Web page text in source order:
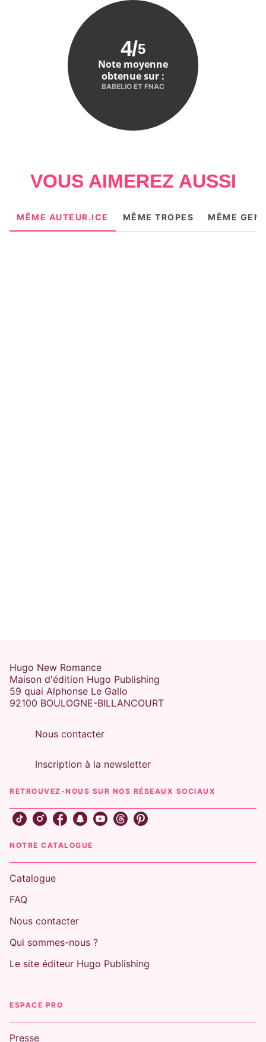
4/5
Note moyenne
obtenue sur :
BABELIO ET FNAC
VOUS AIMEREZ AUSSI
MÊME AUTEUR.ICE MÊME TROPES MÊME
Hugo New Romance
Maison d'édition Hugo Publishing
59 quai Alphonse Le Gallo
92100 BOULOGNE-BILLANCOURT
Nous contacter
Inscription à la newsletter
RETROUVEZ-NOUS SUR NOS RÉSEAUX SOCIAUX
NOTRE CATALOGUE
Catalogue
FAQ
Nous contacter
Qui sommes-nous ?
Le site éditeur Hugo Publishing
ESPACE PRO
Presse